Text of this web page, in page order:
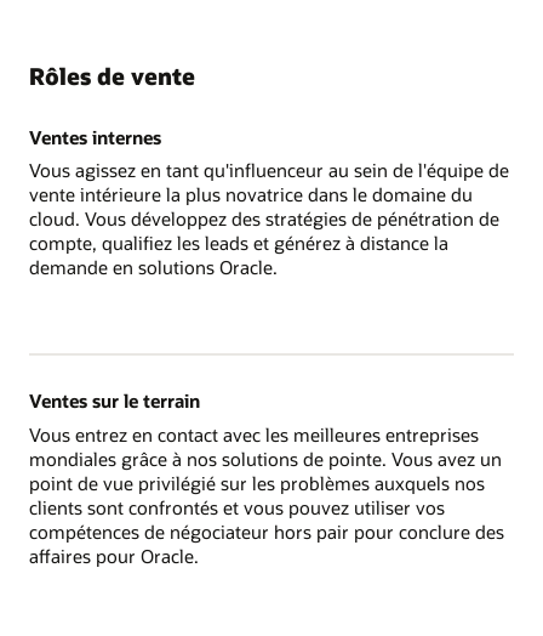
Rôles de vente
Ventes internes
Vous agissez en tant qu'influenceur au sein de l'équipe de
vente intérieure la plus novatrice dans le domaine du
cloud. Vous développez des stratégies de pénétration de
compte, qualifiez les leads et générez à distance la
demande en solutions Oracle.
Ventes sur le terrain
Vous entrez en contact avec les meilleures entreprises
mondiales grâce à nos solutions de pointe. Vous avez un
point de vue privilégié sur les problèmes auxquels nos
clients sont confrontés et vous pouvez utiliser vos
compétences de négociateur hors pair pour conclure des
affaires pour Oracle.